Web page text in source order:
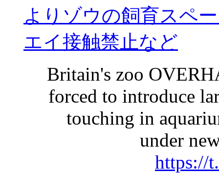
よりゾウの飼育スペ
エイ接触禁止など
Britain's zoo
forced to introduce
touching in
under
https://